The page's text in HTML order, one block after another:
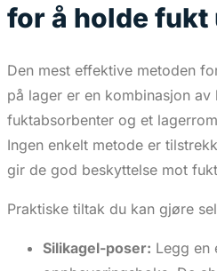
for å holde
Den mest effektive metoden
på lager er en kombinasjon av
fuktabsorbenter og et
Ingen enkelt metode er
gir de god beskyttelse mot
Praktiske tiltak du kan gjøre
Silikagel-poser: Legg en